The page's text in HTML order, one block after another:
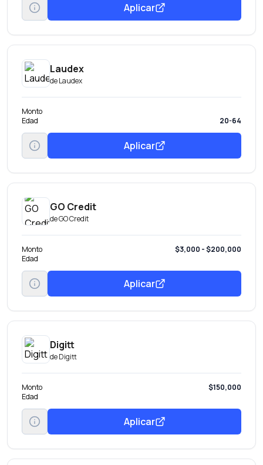
Aplicar
Laudex
deLaudex
Monto
Edad
20-64
Aplicar
GO Credit
deGO Credit
Monto
$3,000 - $200,000
Edad
Aplicar
Digitt
deDigitt
Monto
$150,000
Edad
Aplicar